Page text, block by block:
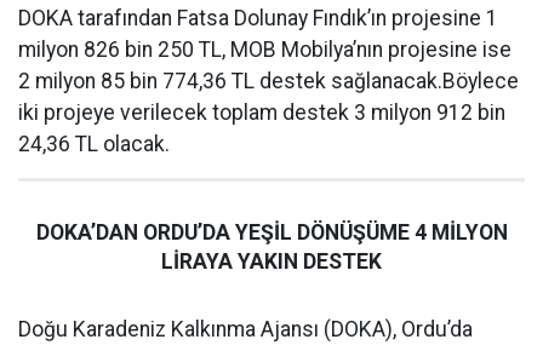
DOKA tarafından Fatsa Dolunay Fındık’ın projesine 1
milyon 826 bin 250 TL, MOB Mobilya’nın projesine ise
2 milyon 85 bin 774,36 TL destek sağlanacak.Böylece
iki projeye verilecek toplam destek 3 milyon 912 bin
24,36 TL olacak.
DOKA’DAN ORDU’DA YEŞİL DÖNÜŞÜME 4 MİLYON
LİRAYA YAKIN DESTEK
Doğu Karadeniz Kalkınma Ajansı (DOKA), Ordu’da